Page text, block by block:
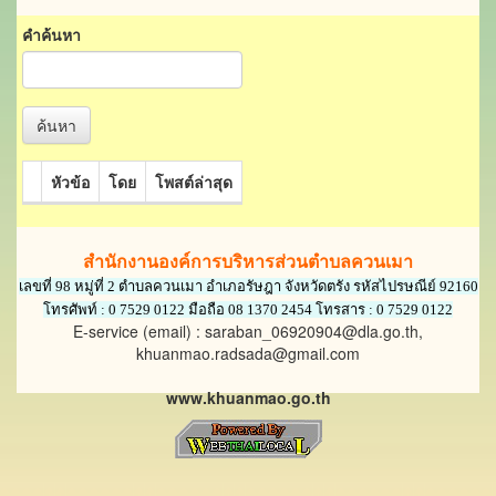
คำค้นหา
ค้นหา
หัวข้อ โดย โพสต์ล่าสุด
สำนักงานองค์การบริหารส่วนตำบลควนเมา
เลขที่ 98 หมู่ที่ 2 ตำบลควนเมา อำเภอรัษฎา จังหวัดตรัง รหัสไปรษณีย์ 92160
โทรศัพท์ : 0 7529 0122 มือถือ 08 1370 2454 โทรสาร : 0 7529 0122
E-service (email) : saraban_06920904@dla.go.th,
khuanmao.radsada@gmail.com
www.khuanmao.go.th